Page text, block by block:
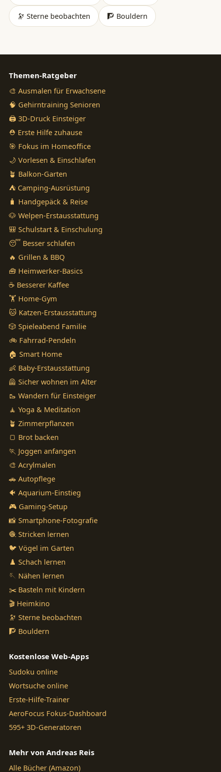
🔭 Sterne beobachten 🧗 Bouldern
Themen-Ratgeber
🎨 Ausmalen für Erwachsene
🧠 Gehirntraining Senioren
🖨️ 3D-Druck Einsteiger
⛑️ Erste Hilfe zuhause
🎯 Fokus im Homeoffice
🌙 Vorlesen & Einschlafen
🪴 Balkon-Garten
⛺ Camping-Ausrüstung
🧳 Handgepäck & Reise
🐶 Welpen-Erstausstattung
🎒 Schulstart & Einschulung
😴 Besser schlafen
🔥 Grillen & BBQ
🧰 Heimwerker-Basics
☕ Besserer Kaffee
🏋️ Home-Gym
🐱 Katzen-Erstausstattung
🎲 Spieleabend Familie
🚲 Fahrrad-Pendeln
🏠 Smart Home
👶 Baby-Erstausstattung
🦺 Sicher wohnen im Alter
🥾 Wandern für Einsteiger
🧘 Yoga & Meditation
🪴 Zimmerpflanzen
🍞 Brot backen
🏃 Joggen anfangen
🎨 Acrylmalen
🚗 Autopflege
🐠 Aquarium-Einstieg
🎮 Gaming-Setup
📸 Smartphone-Fotografie
🧶 Stricken lernen
🐦 Vögel im Garten
♟️ Schach lernen
🪡 Nähen lernen
✂️ Basteln mit Kindern
🎬 Heimkino
🔭 Sterne beobachten
🧗 Bouldern
Kostenlose Web-Apps
Sudoku online
Wortsuche online
Erste-Hilfe-Trainer
AeroFocus Fokus-Dashboard
595+ 3D-Generatoren
Mehr von Andreas Reis
Alle Bücher (Amazon)